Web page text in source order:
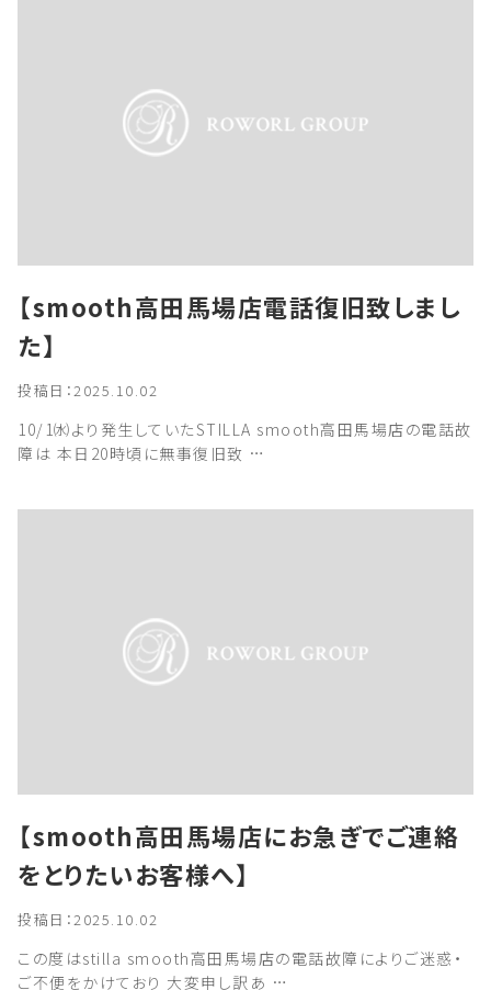
【smooth高田馬場店電話復旧致しまし
た】
投稿日：2025.10.02
10/1㈬より発生していたSTILLA smooth高田馬場店の電話故
障は 本日20時頃に無事復旧致 …
【smooth高田馬場店にお急ぎでご連絡
をとりたいお客様へ】
投稿日：2025.10.02
この度はstilla smooth高田馬場店の電話故障によりご迷惑・
ご不便をかけており 大変申し訳あ …